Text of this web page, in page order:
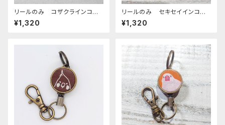
リールのみ コザクラインコ
イエロー ブラウン こざくらい
んこ
¥1,320
リールのみ セキセイインコ
レインボー キャメル せきせ
いいんこ
¥1,320